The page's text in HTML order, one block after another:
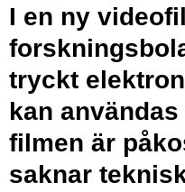
I en ny
tryckt
kan
filmen är
saknar